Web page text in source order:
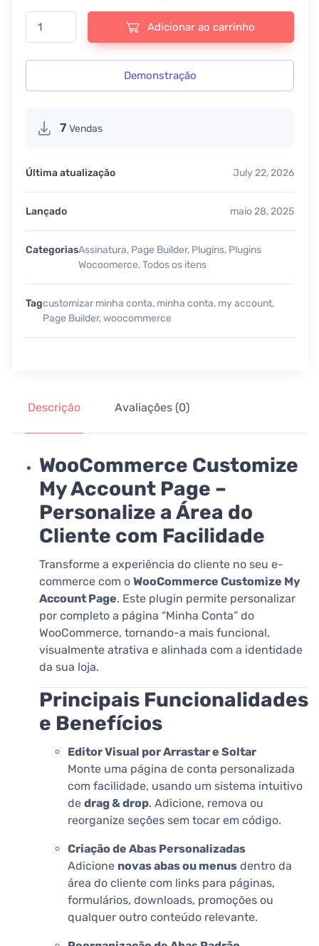
Woocommerce Customize My Account Page - v2.1.0 quantidade
Adicionar ao carrinho
Demonstração
7 Vendas
Última atualização July 22, 2026
Lançado maio 28, 2025
CategoriasAssinatura, Page Builder, Plugins, Plugins
Wocoomerce,Todos os itens
Tagcustomizar minha conta, minha conta, my account,
Page Builder,woocommerce
Descrição Avaliações (0)
WooCommerce Customize
My Account Page –
Personalize a Área do
Cliente com Facilidade
Transforme a experiência do cliente no seu e-
commerce com o WooCommerce Customize My
Account Page. Este plugin permite personalizar
por completo a página “Minha Conta” do
WooCommerce, tornando-a mais funcional,
visualmente atrativa e alinhada com a identidade
da sua loja.
Principais Funcionalidades
e Benefícios
Editor Visual por Arrastar e Soltar
Monte uma página de conta personalizada
com facilidade, usando um sistema intuitivo
de drag & drop. Adicione, remova ou
reorganize seções sem tocar em código.
Criação de Abas Personalizadas
Adicione novas abas ou menus dentro da
área do cliente com links para páginas,
formulários, downloads, promoções ou
qualquer outro conteúdo relevante.